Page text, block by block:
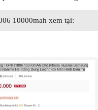
10000mah xem tại: